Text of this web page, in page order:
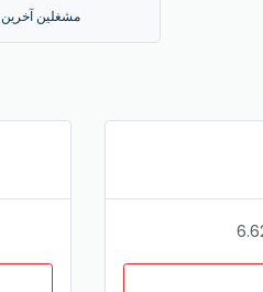
مشغلين آخرين